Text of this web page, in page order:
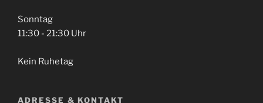
Sonntag
11:30 - 21:30 Uhr
Kein Ruhetag
ADRESSE & KONTAKT